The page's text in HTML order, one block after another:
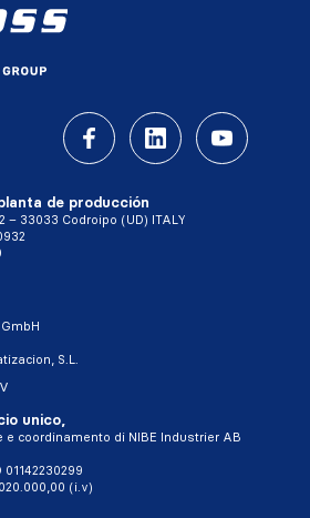
de producción
– 33033 Codroipo (UD) ITALY
S.L.
unico,
e coordinamento di NIBE Industrier AB
01142230299
(i.v)